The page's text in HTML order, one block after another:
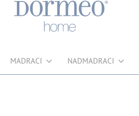
MADRACI NADMADRACI